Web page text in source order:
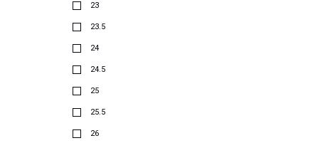
23
23.5
24
24.5
25
25.5
26